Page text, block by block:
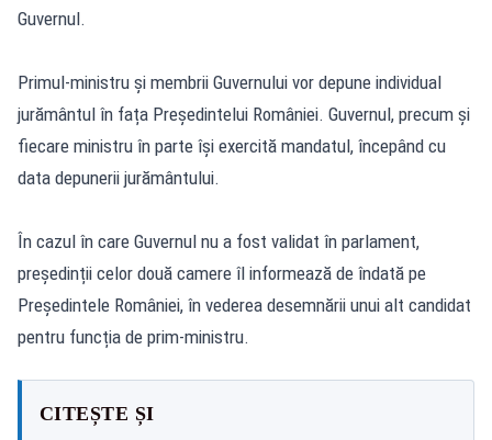
Guvernul.
Primul-ministru și membrii Guvernului vor depune individual
jurământul în fața Președintelui României. Guvernul, precum și
fiecare ministru în parte își exercită mandatul, începând cu
data depunerii jurământului.
În cazul în care Guvernul nu a fost validat în parlament,
președinții celor două camere îl informează de îndată pe
Președintele României, în vederea desemnării unui alt candidat
pentru funcția de prim-ministru.
CITEȘTE ȘI